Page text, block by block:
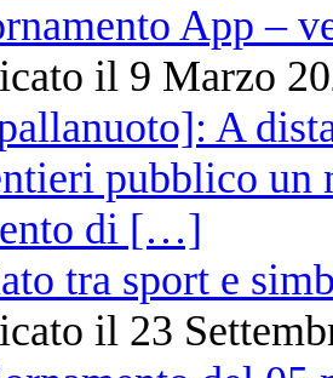
App –
il 9 Marzo
tra sport e
il 23